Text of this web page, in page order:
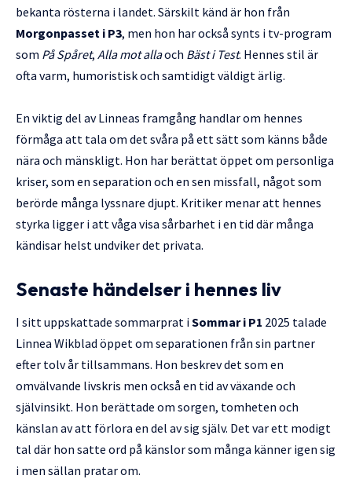
bekanta rösterna i landet. Särskilt känd är hon från
Morgonpasset i P3, men hon har också synts i tv-program
som På Spåret, Alla mot allaoch Bäst i Test. Hennes stil är
ofta varm, humoristisk och samtidigt väldigt ärlig.
En viktig del av Linneas framgång handlar om hennes
förmåga att tala om det svåra på ett sätt som känns både
nära och mänskligt. Hon har berättat öppet om personliga
kriser, som en separation och en sen missfall, något som
berörde många lyssnare djupt. Kritiker menar att hennes
styrka ligger i att våga visa sårbarhet i en tid där många
kändisar helst undviker det privata.
Senaste händelser i hennes liv
I sitt uppskattade sommarprat iSommar i P1 2025 talade
Linnea Wikblad öppet om separationen från sin partner
efter tolv år tillsammans. Hon beskrev det som en
omvälvande livskris men också en tid av växande och
självinsikt. Hon berättade om sorgen, tomheten och
känslan av att förlora en del av sig själv. Det var ett modigt
tal där hon satte ord på känslor som många känner igen sig
i men sällan pratar om.